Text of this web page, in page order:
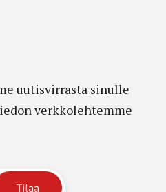
uutisvirrasta sinulle
verkkolehtemme